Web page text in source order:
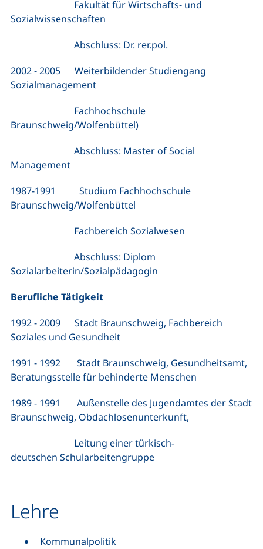
Fakultät für Wirtschafts- und
Sozialwissenschaften
Abschluss: Dr. rer.pol.
2002 - 2005 Weiterbildender Studiengang
Sozialmanagement
Fachhochschule
Braunschweig/Wolfenbüttel)
Abschluss: Master of Social
Management
1987-1991 Studium Fachhochschule
Braunschweig/Wolfenbüttel
Fachbereich Sozialwesen
Abschluss: Diplom
Sozialarbeiterin/Sozialpädagogin
Berufliche Tätigkeit
1992 - 2009 Stadt Braunschweig, Fachbereich
Soziales und Gesundheit
1991 - 1992 Stadt Braunschweig, Gesundheitsamt,
Beratungsstelle für behinderte Menschen
1989 - 1991 Außenstelle des Jugendamtes der Stadt
Braunschweig, Obdachlosenunterkunft,
Leitung einer türkisch-
deutschen Schularbeitengruppe
Lehre
Kommunalpolitik